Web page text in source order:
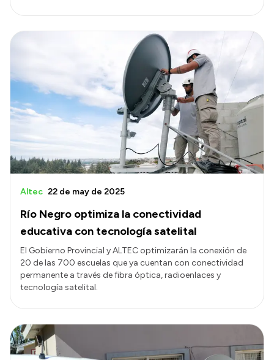
Río Negro optimiza la conectividad
educativa con tecnología satelital
Altec 22 de may de 2025
El Gobierno Provincial y ALTEC optimizarán la conexión de
20 de las 700 escuelas que ya cuentan con conectividad
permanente a través de fibra óptica, radioenlaces y
tecnología satelital.